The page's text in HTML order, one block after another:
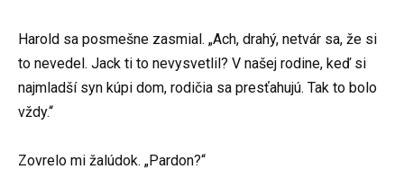
Harold sa posmešne zasmial. „Ach, drahý, netvár sa, že si
to nevedel. Jack ti to nevysvetlil? V našej rodine, keď si
najmladší syn kúpi dom, rodičia sa presťahujú. Tak to bolo
vždy.“
Zovrelo mi žalúdok. „Pardon?“